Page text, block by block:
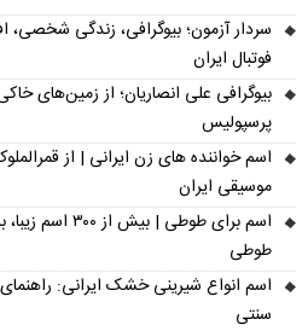
سردار آزمون؛ بیوگرافی، زندگی
فوتبال ایران
بیوگرافی علی انصاریان؛ از زمین‌های
پرسپولیس
اسم خواننده های زن ایرانی | از
موسیقی ایران
اسم برای طوطی |
طوطی
اسم انواع شیرینی خشک ایرانی:
سنتی